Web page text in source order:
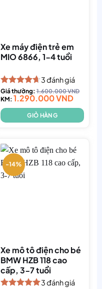
Xe máy điện trẻ em
MIO 6866, 1-4 tuổi
Được xếp
hạng4.67
5 sao
3đánh giá
Giá thường:1.600.000VND
KM: 1.290.000VND
GIỎ HÀNG
-14%
Xe mô tô điện cho bé
BMW HZB 118 cao
cấp, 3-7 tuổi
3đánh giá